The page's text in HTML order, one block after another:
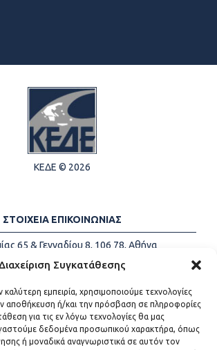
Συγκατάθεσης
καλύτερη εμπειρία, χρησιμοποιούμε τεχνολογίες
αποθήκευση ή/και την πρόσβαση σε πληροφορίες
για τις εν λόγω τεχνολογίες θα μας
δεδομένα προσωπικού χαρακτήρα, όπως
ή μοναδικά αναγνωριστικά σε αυτόν τον
ΚΕΔΕ © 2026
ΣΤΟΙΧΕΙΑ ΕΠΙΚΟΙΝΩΝΙΑΣ
65 & Γενναδίου 8, 106 78, Αθήνα
Τηλέφωνα:
+30 213-2147500
Email:
info@kede.gr
ΧΡΗΣΙΜΟΙ ΣΥΝΔΕΣΜΟΙ